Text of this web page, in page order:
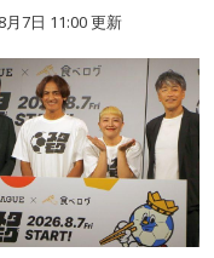
月7日 11:00更新